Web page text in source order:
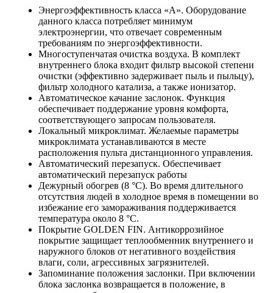
Энергоэффективность класса «A». Оборудование
данного класса потребляет минимум
электроэнергии, что отвечает современным
требованиям по энергоэффективности.
Многоступенчатая очистка воздуха. В комплект
внутреннего блока входит фильтр высокой степени
очистки (эффективно задерживает пыль и пыльцу),
фильтр холодного катализа, а также ионизатор.
Автоматическое качание заслонок. Функция
обеспечивает поддержание уровня комфорта,
соответствующего запросам пользователя.
Локальный микроклимат. Желаемые параметры
микроклимата устанавливаются в месте
расположения пульта дистанционного управления.
Автоматический перезапуск. Обеспечивает
автоматический перезапуск работы
Дежурный обогрев (8 °С). Во время длительного
отсутствия людей в холодное время в помещении во
избежание его замораживания поддерживается
температура около 8 °С.
Покрытие GOLDEN FIN. Антикоррозийное
покрытие защищает теплообменник внутреннего и
наружного блоков от негативного воздействия
влаги, соли, агрессивных загрязнителей.
Запоминание положения заслонки. При включении
блока заслонка возвращается в положение, в